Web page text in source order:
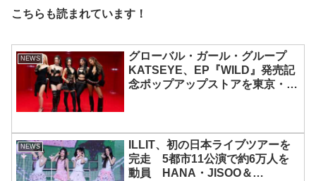
こちらも読まれています！
NEWS
グローバル・ガール・グループ
KATSEYE、EP『WILD』発売記
念ポップアップストアを東京・原
NEWS
ILLIT、初の日本ライブツアーを
完走 5都市11公演で約6万人を
動員 HANA・JISOO＆